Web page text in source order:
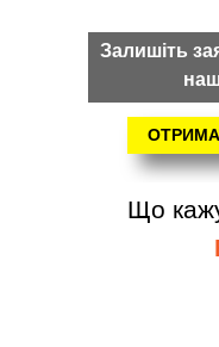
Залишіть
Що